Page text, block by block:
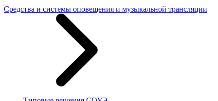
Средства и системы оповещения и музыкальной трансляции